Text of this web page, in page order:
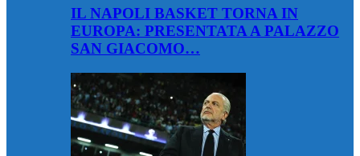
IL NAPOLI BASKET TORNA IN
EUROPA: PRESENTATA A PALAZZO
SAN GIACOMO…